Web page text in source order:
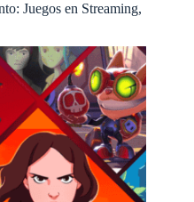
Juegos en Streaming,